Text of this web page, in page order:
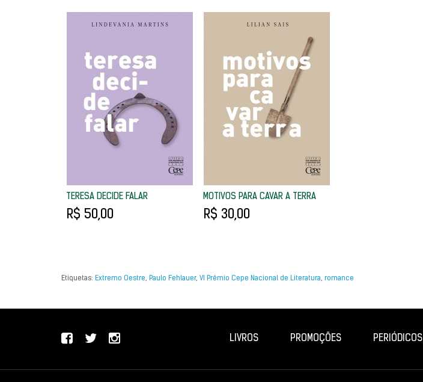
TERESA DECIDE FALAR
R$ 50,00
MOTIVOS PARA CAVAR A TERRA
R$ 30,00
Etiquetas: Extremo Oestre, Paulo Fehlauer, VI Prêmio Cepe Nacional de Literatura, romance
LIVROS PROMOÇÕES PERIÓDICOS